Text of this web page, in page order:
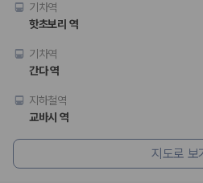
기차역
핫초보리 역
기차역
간다 역
지하철역
교바시 역
지도로 보